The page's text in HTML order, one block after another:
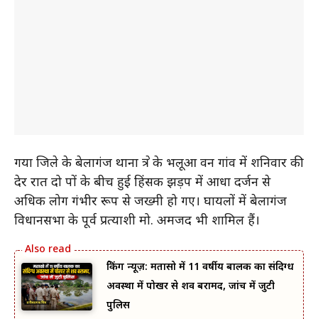
गया जिले के बेलागंज थाना क्षेत्र के भलूआ वन गांव में शनिवार की
देर रात दो पक्षों के बीच हुई हिंसक झड़प में आधा दर्जन से
अधिक लोग गंभीर रूप से जख्मी हो गए। घायलों में बेलागंज
विधानसभा के पूर्व प्रत्याशी मो. अमजद भी शामिल हैं।
ब्रेकिंग न्यूज़: मतासो में 11 वर्षीय बालक का संदिग्ध
अवस्था में पोखर से शव बरामद, जांच में जुटी
पुलिस